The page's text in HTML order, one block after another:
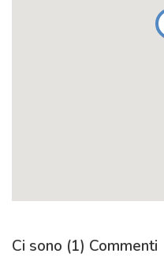
Ci sono (1) Commenti